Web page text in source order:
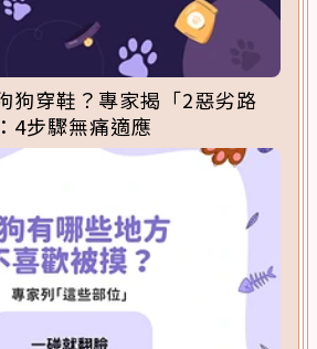
狗穿鞋？專家揭「2惡劣路
4步驟無痛適應